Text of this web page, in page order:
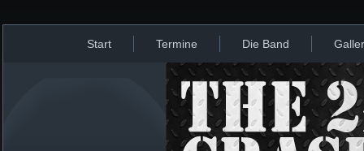
Start Termine Die Band